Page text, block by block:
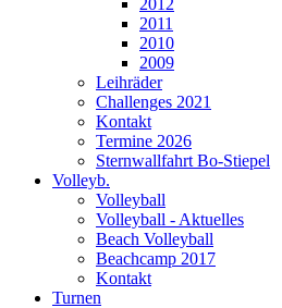
2012
2011
2010
2009
Leihräder
Challenges 2021
Kontakt
Termine 2026
Sternwallfahrt Bo-Stiepel
Volleyb.
Volleyball
Volleyball - Aktuelles
Beach Volleyball
Beachcamp 2017
Kontakt
Turnen